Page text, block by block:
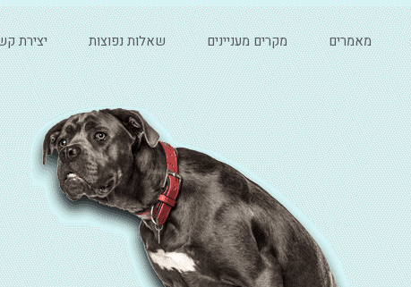
מאמרים מקרים מעניינים שאלות נפוצות יצירת